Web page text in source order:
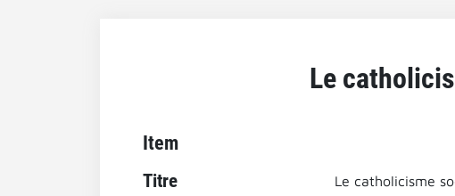
Le
Item
Titre Le catholicisme